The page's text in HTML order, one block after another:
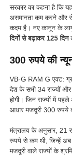
सरकार का कहना है कि
असमानता कम करने और
कदम है। नए कानून के लागू
दिनों से बढ़ाकर 125 दिन
300 रुपये की
VB-G RAM G एक्ट:
देश के सभी 34 राज्यों और
होगी। जिन राज्यों में
आधार मजदूरी 300 रुपये
मंत्रालय के अनुसार, 21
रुपये से कम थी, जिन्हें अब
मजदूरी वाले राज्यों के